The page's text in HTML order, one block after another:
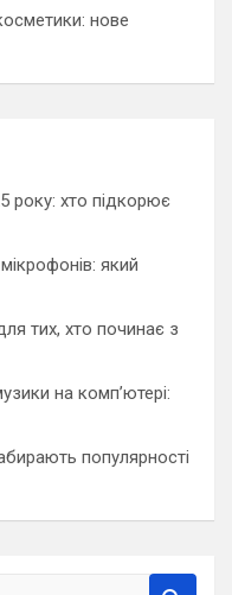
нове
року: хто підкорює
який
тих, хто починає з
на комп’ютері:
популярності